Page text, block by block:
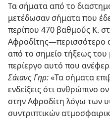
Τα σήματα από το
μετέδωσαν σήματα που
περίπου 470 βαθμούς Κ.
Αφροδίτης—περισσότερο
από το σημείο τήξεως του
περίεργο αυτό που
Σάιανς Γηρ:«Τα σήματα
ενδείξεις ότι ανθρώπινο
στην Αφροδίτη λόγω των
συντριπτικών